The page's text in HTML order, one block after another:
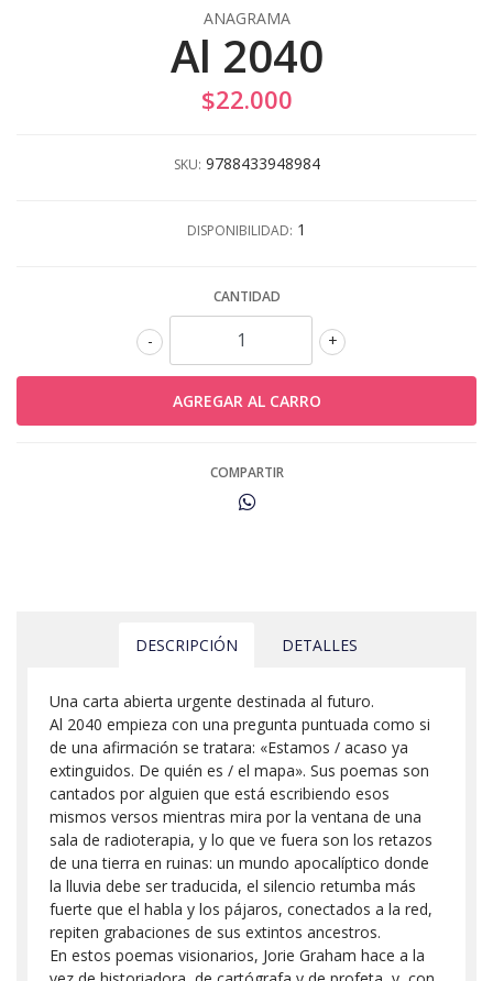
ANAGRAMA
Al 2040
$22.000
SKU: 9788433948984
DISPONIBILIDAD: 1
CANTIDAD
+
-
COMPARTIR
DESCRIPCIÓN DETALLES
Una carta abierta urgente destinada al futuro.
Al 2040 empieza con una pregunta puntuada como si
de una afirmación se tratara: «Estamos / acaso ya
extinguidos. De quién es / el mapa». Sus poemas son
cantados por alguien que está escribiendo esos
mismos versos mientras mira por la ventana de una
sala de radioterapia, y lo que ve fuera son los retazos
de una tierra en ruinas: un mundo apocalíptico donde
la lluvia debe ser traducida, el silencio retumba más
fuerte que el habla y los pájaros, conectados a la red,
repiten grabaciones de sus extintos ancestros.
En estos poemas visionarios, Jorie Graham hace a la